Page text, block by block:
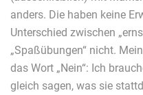
anders. Die haben keine
Unterschied zwischen
„Spaßübungen“ nicht.
das Wort „Nein“: Ich
gleich sagen, was sie